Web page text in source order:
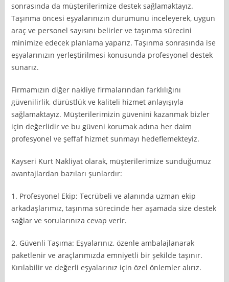
sonrasında da müşterilerimize destek sağlamaktayız.
Taşınma öncesi eşyalarınızın durumunu inceleyerek, uygun
araç ve personel sayısını belirler ve taşınma sürecini
minimize edecek planlama yaparız. Taşınma sonrasında ise
eşyalarınızın yerleştirilmesi konusunda profesyonel destek
sunarız.
Firmamızın diğer nakliye firmalarından farklılığını
güvenilirlik, dürüstlük ve kaliteli hizmet anlayışıyla
sağlamaktayız. Müşterilerimizin güvenini kazanmak bizler
için değerlidir ve bu güveni korumak adına her daim
profesyonel ve şeffaf hizmet sunmayı hedeflemekteyiz.
Kayseri Kurt Nakliyat olarak, müşterilerimize sunduğumuz
avantajlardan bazıları şunlardır:
1. Profesyonel Ekip: Tecrübeli ve alanında uzman ekip
arkadaşlarımız, taşınma sürecinde her aşamada size destek
sağlar ve sorularınıza cevap verir.
2. Güvenli Taşıma: Eşyalarınız, özenle ambalajlanarak
paketlenir ve araçlarımızda emniyetli bir şekilde taşınır.
Kırılabilir ve değerli eşyalarınız için özel önlemler alırız.